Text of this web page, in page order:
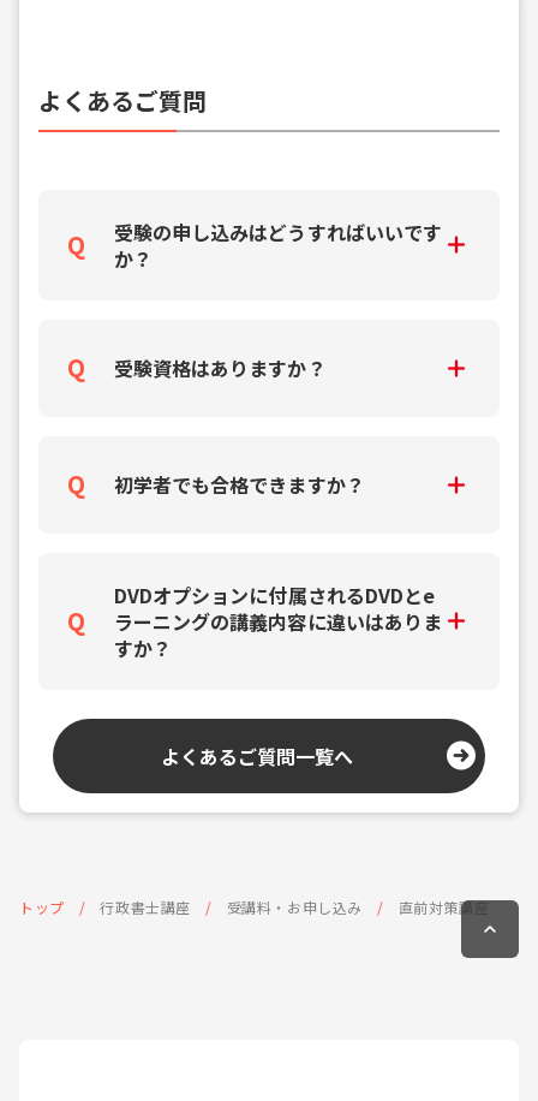
よくあるご質問
受験の申し込みはどうすればいいです
か？
受験資格はありますか？
初学者でも合格できますか？
DVDオプションに付属されるDVDとe
ラーニングの講義内容に違いはありま
すか？
よくあるご質問一覧へ
トップ 行政書士講座 受講料・お申し込み 直前対策講座